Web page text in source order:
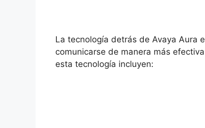
La tecnología detrás de Avaya Aura
comunicarse de manera más
esta tecnología incluyen: